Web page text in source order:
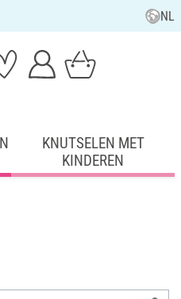
NL
KNUTSELEN MET
KINDEREN